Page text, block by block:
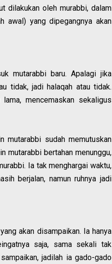
dilakukan oleh murabbi, dalam
awal) yang dipegangnya akan
mutarabbi baru. Apalagi jika
tidak, jadi halaqah atau tidak.
mencemaskan sekaligus
mutarabbi sudah memutuskan
mutarabbi bertahan menunggu,
Ia tak menghargai waktu,
berjalan, namun ruhnya jadi
akan disampaikan. Ia hanya
saja, sama sekali tak
jadilah ia gado-gado